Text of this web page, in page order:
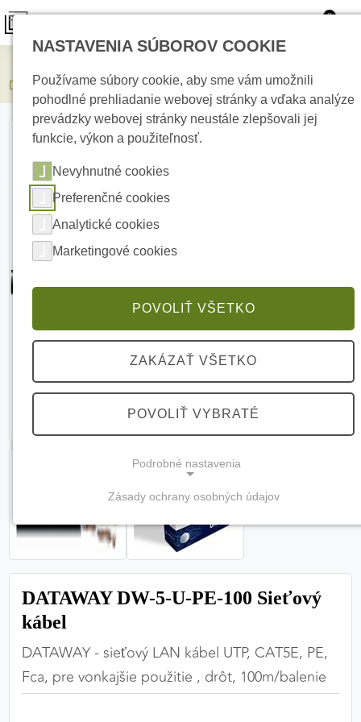
0
DATAWAY DW-5-U-PE-100 Sieťový kábel
DATAWAY DW-5-U-PE-100 Sieťový
kábel
DATAWAY - sieťový LAN kábel UTP, CAT5E, PE,
Fca, pre vonkajšie použitie , drôt, 100m/balenie
NASTAVENIA SÚBOROV COOKIE
Používame súbory cookie, aby sme vám umožnili
pohodlné prehliadanie webovej stránky a vďaka analýze
prevádzky webovej stránky neustále zlepšovali jej
funkcie, výkon a použiteľnosť.
Nevyhnutné cookies
Preferenčné cookies
Analytické cookies
Marketingové cookies
POVOLIŤ VŠETKO
ZAKÁZAŤ VŠETKO
POVOLIŤ VYBRATÉ
Podrobné nastavenia
(vždy aktívne, nemožno vypnúť)
zabezpečiť jej plnú funkčnosť.
Nevyhnutné cookies
Zásady ochrany osobných údajov